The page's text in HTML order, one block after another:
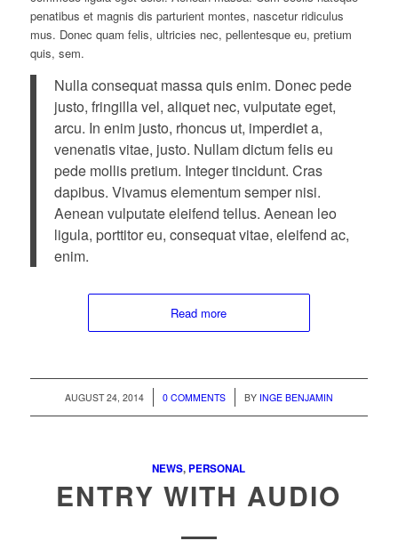
penatibus et magnis dis parturient montes, nascetur ridiculus
mus. Donec quam felis, ultricies nec, pellentesque eu, pretium
quis, sem.
Nulla consequat massa quis enim. Donec pede
justo, fringilla vel, aliquet nec, vulputate eget,
arcu. In enim justo, rhoncus ut, imperdiet a,
venenatis vitae, justo. Nullam dictum felis eu
pede mollis pretium. Integer tincidunt. Cras
dapibus. Vivamus elementum semper nisi.
Aenean vulputate eleifend tellus. Aenean leo
ligula, porttitor eu, consequat vitae, eleifend ac,
enim.
Read more
AUGUST 24, 2014
/ 0 COMMENTS
/ BY INGE BENJAMIN
NEWS,PERSONAL
ENTRY WITH AUDIO